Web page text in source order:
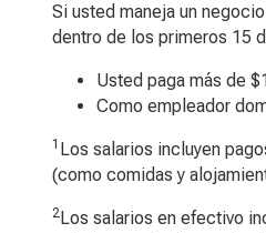
Si usted maneja un
dentro de los primeros 15
Usted paga más de
Como empleador
1 Los salarios incluyen
(como comidas y
2Los salarios en efectivo